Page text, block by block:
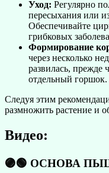
Уход: Регулярно
пересыхания или
Обеспечивайте
грибковых
Формирование
через несколько
развилась, прежде
отдельный горшок.
Следуя этим
размножить растение и
Видео:
🟣🟢 ОСНОВА